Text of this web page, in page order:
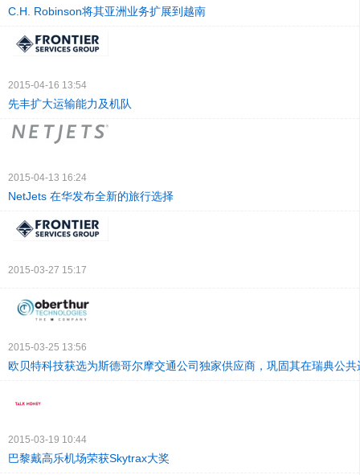
C.H. Robinson将其亚洲业务扩展到越南
2015-04-16 13:54
先丰扩大运输能力及机队
2015-04-13 16:24
NetJets 在华发布全新的旅行选择
2015-03-27 15:17
2015-03-25 13:56
欧贝特科技获选为斯德哥尔摩交通公司独家供应商，巩固其在瑞典公
2015-03-19 10:44
巴黎戴高乐机场荣获Skytrax大奖